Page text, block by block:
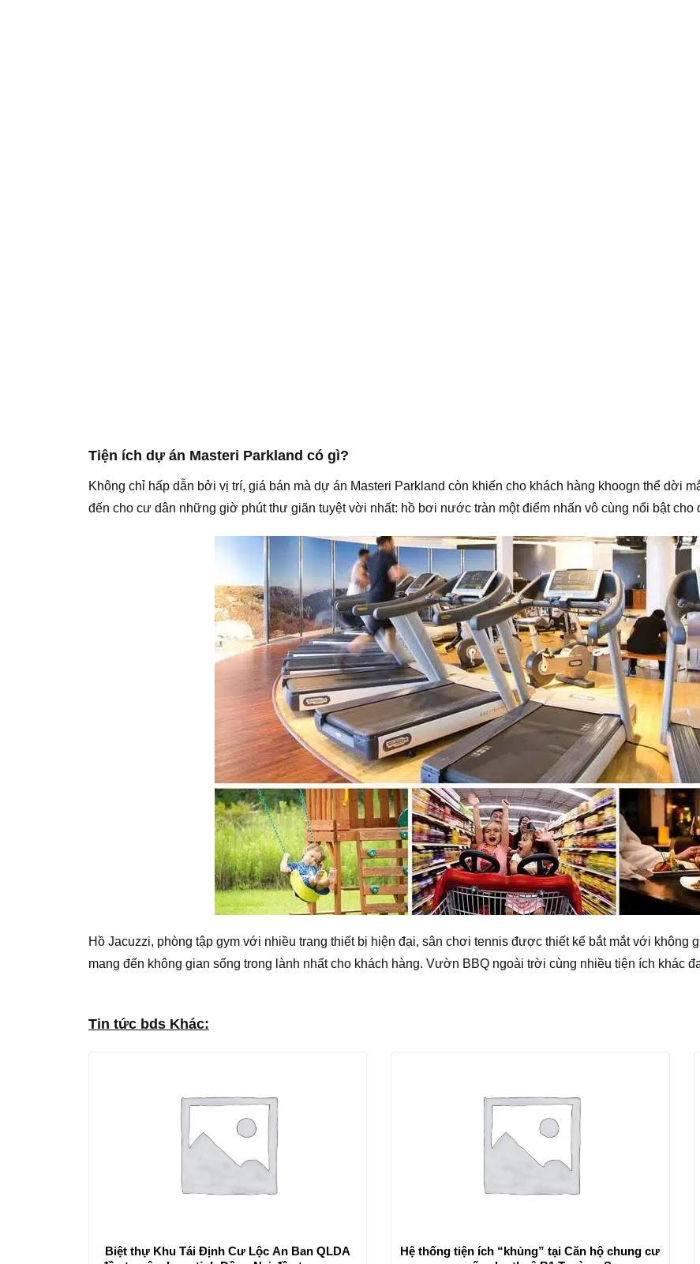
Tiện ích dự án Masteri Parkland có gì?
Không chỉ hấp dẫn bởi vị trí, giá bán mà dự án Masteri Parkland còn khiến cho khách hàng khoogn thể dời
đến cho cư dân những giờ phút thư giãn tuyệt vời nhất: hồ bơi nước tràn một điểm nhấn vô cùng nổi bật cho
Hồ Jacuzzi, phòng tập gym với nhiều trang thiết bị hiện đại, sân chơi tennis được thiết kế bắt mắt với không
mang đến không gian sống trong lành nhất cho khách hàng. Vườn BBQ ngoài trời cùng nhiều tiện ích khác
Tin tức bds Khác:
Biệt thự Khu Tái Định Cư Lộc An Ban QLDA
Hệ thống tiện ích “khủng” tại Căn hộ chung cư